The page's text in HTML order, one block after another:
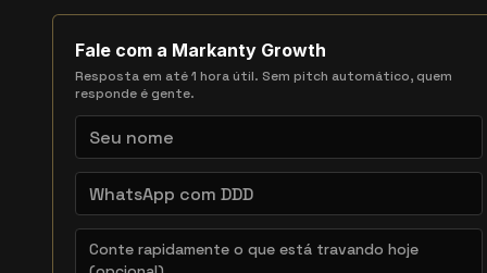
Fale com a Markanty Growth
Resposta em até 1 hora útil. Sem pitch automático, quem
responde é gente.